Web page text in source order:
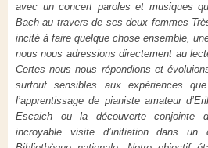
avec un concert paroles et musiques
Bach au travers de ses deux femmes
incité à faire quelque chose ensemble,
nous nous adressions directement au
Certes nous nous répondions et
surtout sensibles aux expériences
l’apprentissage de pianiste amateur
Escaich ou la découverte conjointe
incroyable visite d’initiation dans un